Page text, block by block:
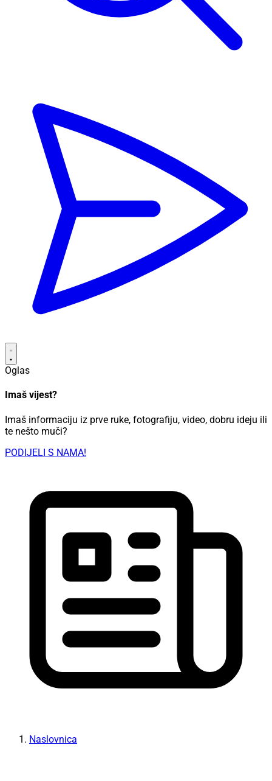
Oglas
Imaš vijest?
Imaš informaciju iz prve ruke, fotografiju, video, dobru ideju ili
te nešto muči?
PODIJELI S NAMA!
Naslovnica